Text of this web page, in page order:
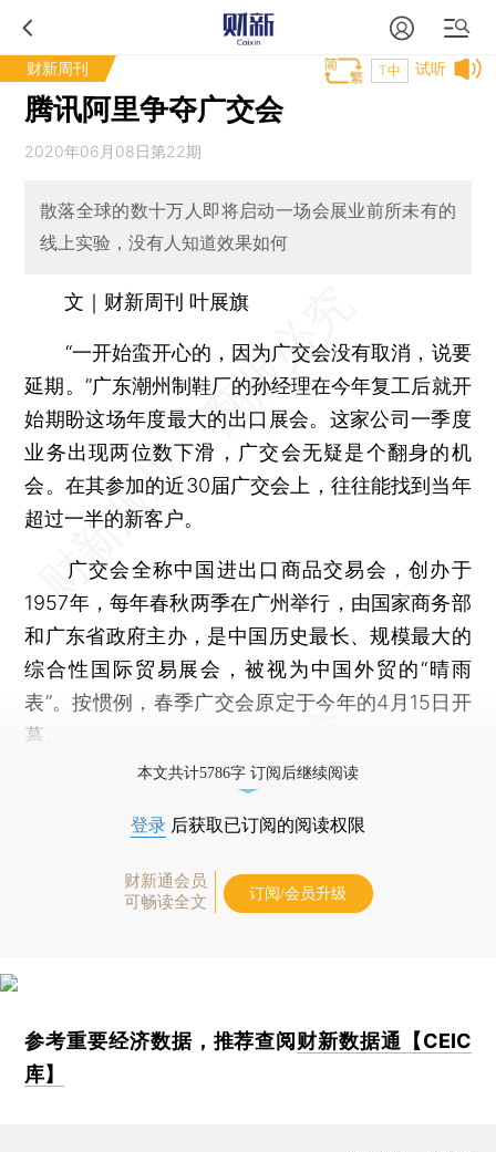
财新周刊 试听
T中
腾讯阿里争夺广交会
2020年06月08日第22期
散落全球的数十万人即将启动一场会展业前所未有的
线上实验，没有人知道效果如何
文｜财新周刊 叶展旗
“一开始蛮开心的，因为广交会没有取消，说要
延期。”广东潮州制鞋厂的孙经理在今年复工后就开
始期盼这场年度最大的出口展会。这家公司一季度
业务出现两位数下滑，广交会无疑是个翻身的机
会。在其参加的近30届广交会上，往往能找到当年
超过一半的新客户。
广交会全称中国进出口商品交易会，创办于
1957年，每年春秋两季在广州举行，由国家商务部
和广东省政府主办，是中国历史最长、规模最大的
综合性国际贸易展会，被视为中国外贸的“晴雨
表”。按惯例，春季广交会原定于今年的4月15日开
幕。
本文共计5786字 订阅后继续阅读
登录 后获取已订阅的阅读权限
财新通会员
可畅读全文
订阅/会员升级
参考重要经济数据，推荐查阅 财新数据通【CEIC
库】